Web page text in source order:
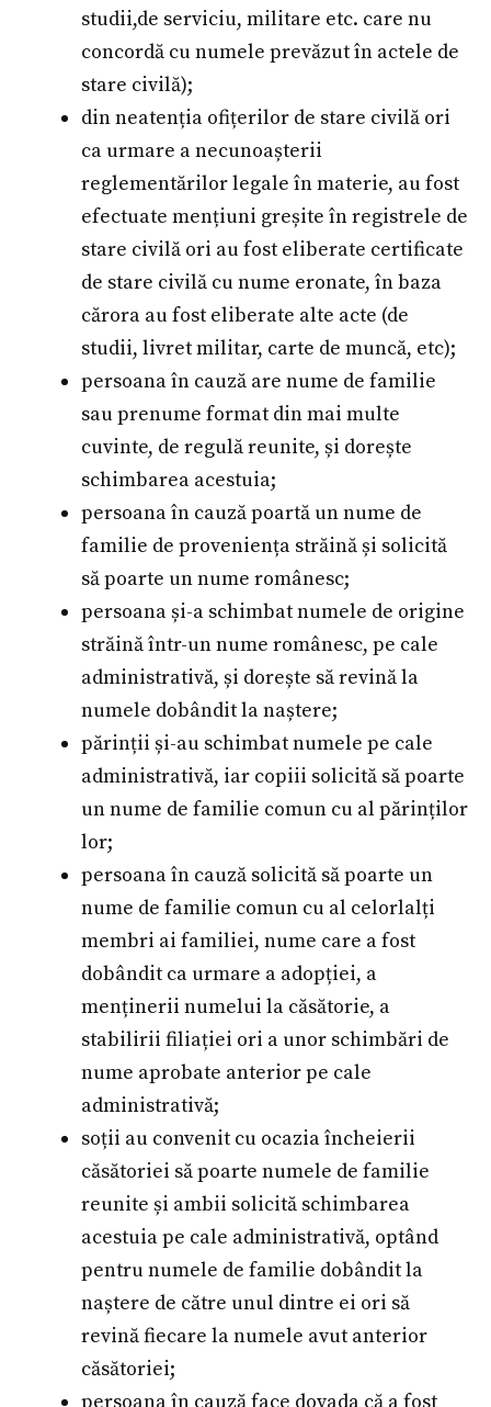
studii,de serviciu, militare etc. care nu
concordă cu numele prevăzut în actele de
stare civilă);
din neatenția ofițerilor de stare civilă ori
ca urmare a necunoașterii
reglementărilor legale în materie, au fost
efectuate mențiuni greșite în registrele de
stare civilă ori au fost eliberate certificate
de stare civilă cu nume eronate, în baza
cărora au fost eliberate alte acte (de
studii, livret militar, carte de muncă, etc);
persoana în cauză are nume de familie
sau prenume format din mai multe
cuvinte, de regulă reunite, și dorește
schimbarea acestuia;
persoana în cauză poartă un nume de
familie de proveniența străină și solicită
să poarte un nume românesc;
persoana și-a schimbat numele de origine
străină într-un nume românesc, pe cale
administrativă, și dorește să revină la
numele dobândit la naștere;
părinții și-au schimbat numele pe cale
administrativă, iar copiii solicită să poarte
un nume de familie comun cu al părinților
lor;
persoana în cauză solicită să poarte un
nume de familie comun cu al celorlalți
membri ai familiei, nume care a fost
dobândit ca urmare a adopției, a
menținerii numelui la căsătorie, a
stabilirii filiației ori a unor schimbări de
nume aprobate anterior pe cale
administrativă;
soții au convenit cu ocazia încheierii
căsătoriei să poarte numele de familie
reunite și ambii solicită schimbarea
acestuia pe cale administrativă, optând
pentru numele de familie dobândit la
naștere de către unul dintre ei ori să
revină fiecare la numele avut anterior
căsătoriei;
persoana în cauză face dovada că a fost